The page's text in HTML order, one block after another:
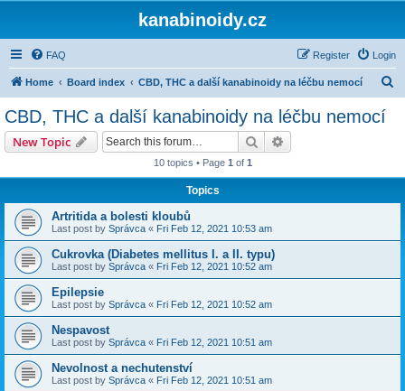
kanabinoidy.cz
FAQ Login
Register
Home Board index CBD, THC a další kanabinoidy na léčbu nemocí
CBD, THC a další kanabinoidy na léčbu nemocí
New Topic Search
10 topics • Page 1 of 1
Topics
Artritida a bolesti kloubů
Last post by Správca « Fri Feb 12, 2021 10:53 am
Cukrovka (Diabetes mellitus I. a II. typu)
Last post by Správca « Fri Feb 12, 2021 10:52 am
Epilepsie
Last post by Správca « Fri Feb 12, 2021 10:52 am
Nespavost
Last post by Správca « Fri Feb 12, 2021 10:51 am
Nevolnost a nechutenství
Last post by Správca « Fri Feb 12, 2021 10:51 am